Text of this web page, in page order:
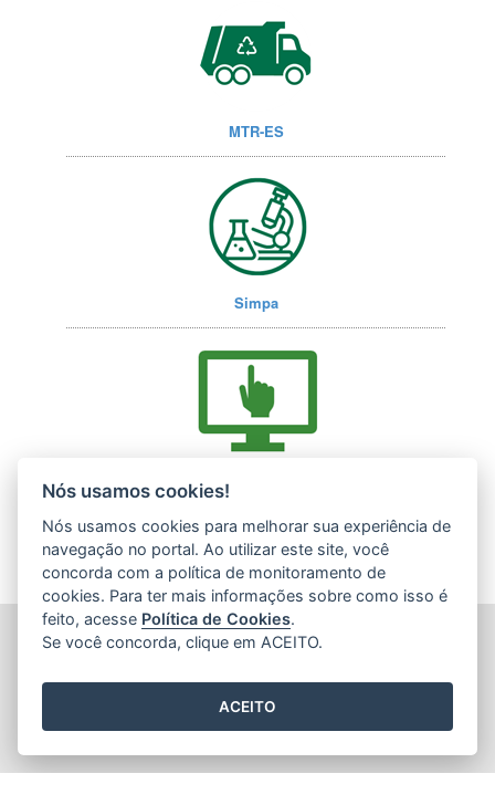
MTR-ES
Simpa
INSTITUTO ESTADUAL DE MEIO AMBIENTE (IEMA)
CEP: 29140-130 - Cariacica / ES
Tel.: (27) 3300-1360 / (27) 99299-8894 (Whatsapp)
E-mail:atendimento@iema.es.gov.br
Nós usamos cookies!
Nós usamos cookies para melhorar sua experiência de
navegação no portal. Ao utilizar este site, você
concorda com a política de monitoramento de
cookies. Para ter mais informações sobre como isso é
feito, acesse Política de Cookies.
Se você concorda, clique em ACEITO.
ACEITO